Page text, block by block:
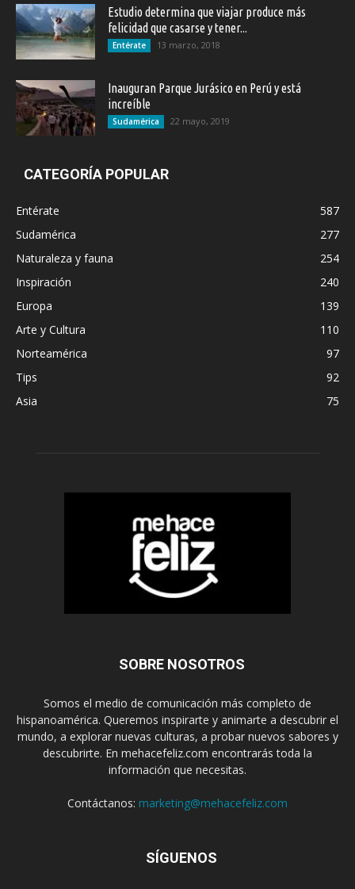
Estudio determina que viajar produce más
felicidad que casarse y tener...
Entérate 13 marzo, 2018
Inauguran Parque Jurásico en Perú y está
increíble
Sudamérica 22 mayo, 2019
CATEGORÍA POPULAR
Entérate
587
Sudamérica
277
Naturaleza y fauna
254
Inspiración
240
Europa
139
Arte y Cultura
110
Norteamérica
97
Tips
92
Asia
75
SOBRE NOSOTROS
Somos el medio de comunicación más completo de
hispanoamérica. Queremos inspirarte y animarte a descubrir el
mundo, a explorar nuevas culturas, a probar nuevos sabores y
descubrirte. En mehacefeliz.com encontrarás toda la
información que necesitas.
Contáctanos: marketing@mehacefeliz.com
SÍGUENOS